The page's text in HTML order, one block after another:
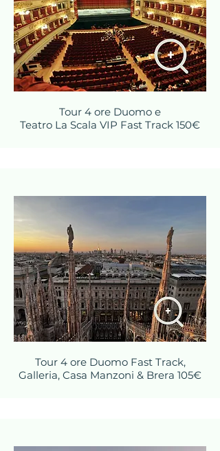
Tour 4 ore Duomo e
Teatro La Scala VIP Fast Track 150€
Tour 4 ore Duomo Fast Track,
Galleria, Casa Manzoni & Brera 105€